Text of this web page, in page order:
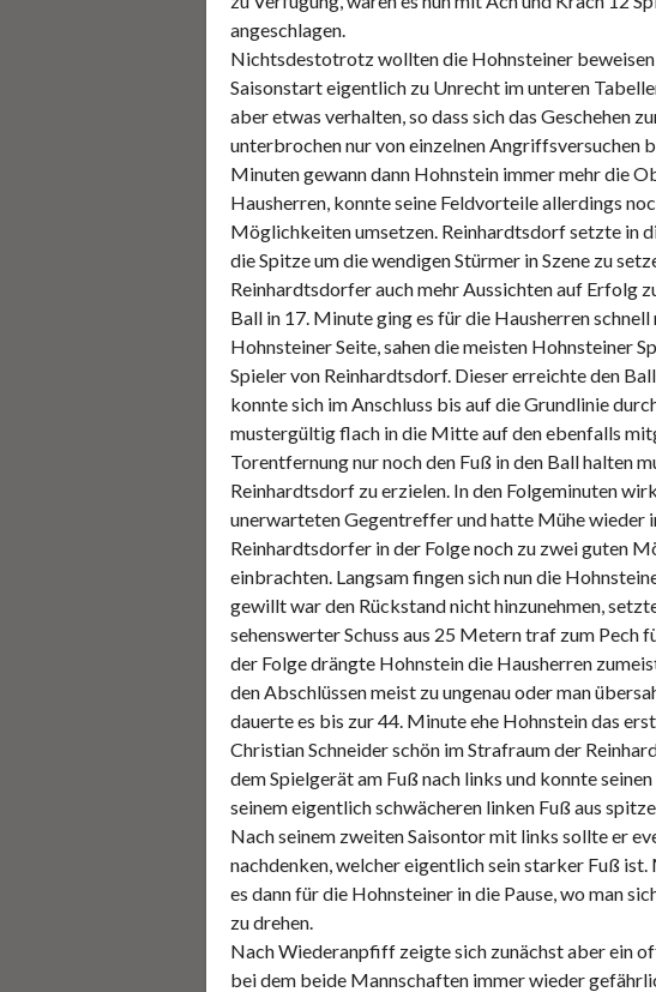
angeschlagen.
Nichtsdestotrotz wollten die Hohnsteiner
Saisonstart eigentlich zu Unrecht im unteren
aber etwas verhalten, so dass sich das Geschehen
unterbrochen nur von einzelnen Angriffsversuchen
Minuten gewann dann Hohnstein immer mehr die
Hausherren, konnte seine Feldvorteile allerdings
Möglichkeiten umsetzen. Reinhardtsdorf setzte in
die Spitze um die wendigen Stürmer in Szene zu
Reinhardtsdorfer auch mehr Aussichten auf Erfolg
Ball in 17. Minute ging es für die Hausherren
Hohnsteiner Seite, sahen die meisten Hohnsteiner
Spieler von Reinhardtsdorf. Dieser erreichte den
konnte sich im Anschluss bis auf die Grundlinie
mustergültig flach in die Mitte auf den ebenfalls
Torentfernung nur noch den Fuß in den Ball halten
Reinhardtsdorf zu erzielen. In den Folgeminuten
unerwarteten Gegentreffer und hatte Mühe wieder
Reinhardtsdorfer in der Folge noch zu zwei guten
einbrachten. Langsam fingen sich nun die
gewillt war den Rückstand nicht hinzunehmen,
sehenswerter Schuss aus 25 Metern traf zum Pech
der Folge drängte Hohnstein die Hausherren
den Abschlüssen meist zu ungenau oder man
dauerte es bis zur 44. Minute ehe Hohnstein das
Christian Schneider schön im Strafraum der
dem Spielgerät am Fuß nach links und konnte
seinem eigentlich schwächeren linken Fuß aus
Nach seinem zweiten Saisontor mit links sollte er
nachdenken, welcher eigentlich sein starker Fuß
es dann für die Hohnsteiner in die Pause, wo man
zu drehen.
Nach Wiederanpfiff zeigte sich zunächst aber ein
bei dem beide Mannschaften immer wieder